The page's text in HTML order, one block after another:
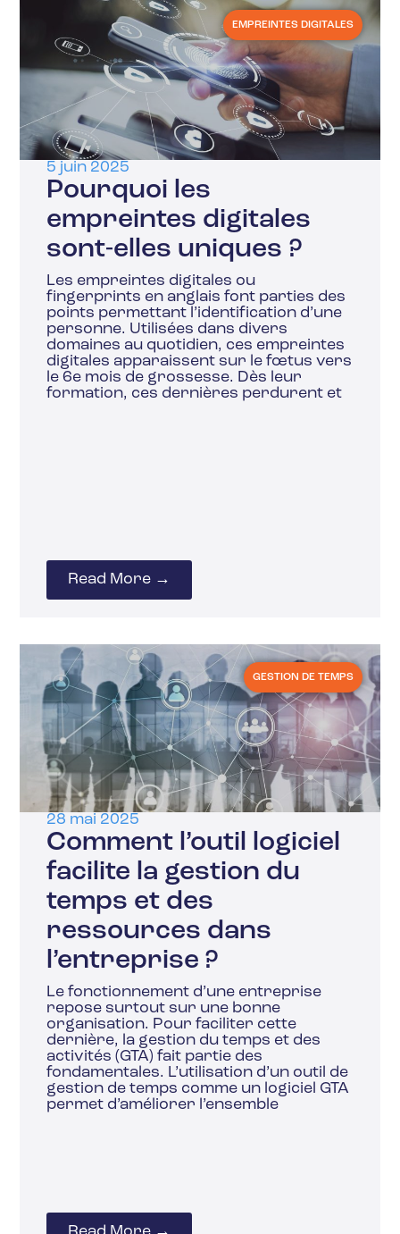
EMPREINTES DIGITALES
5 juin 2025
Pourquoi les
empreintes digitales
sont-elles uniques ?
Les empreintes digitales ou
fingerprints en anglais font parties des
points permettant l’identification d’une
personne. Utilisées dans divers
domaines au quotidien, ces empreintes
digitales apparaissent sur le fœtus vers
le 6e mois de grossesse. Dès leur
formation, ces dernières perdurent et
Read More →
GESTION DE TEMPS
28 mai 2025
Comment l’outil logiciel
facilite la gestion du
temps et des
ressources dans
l’entreprise ?
Le fonctionnement d’une entreprise
repose surtout sur une bonne
organisation. Pour faciliter cette
dernière, la gestion du temps et des
activités (GTA) fait partie des
fondamentales. L’utilisation d’un outil de
gestion de temps comme un logiciel GTA
permet d’améliorer l’ensemble